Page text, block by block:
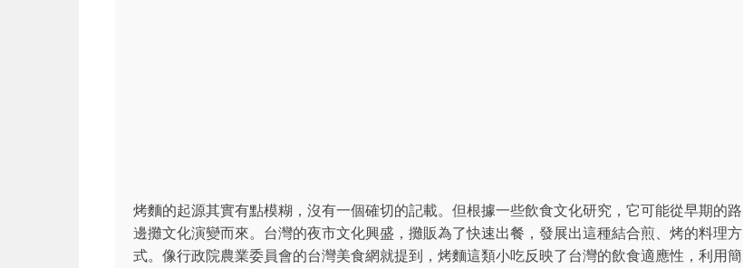
烤麵的起源其實有點模糊，沒有一個確切的記載。但根據一些飲食文化研究，它可能從早期的路
邊攤文化演變而來。台灣的夜市文化興盛，攤販為了快速出餐，發展出這種結合煎、烤的料理方
式。像行政院農業委員會的台灣美食網就提到，烤麵這類小吃反映了台灣的飲食適應性，利用簡